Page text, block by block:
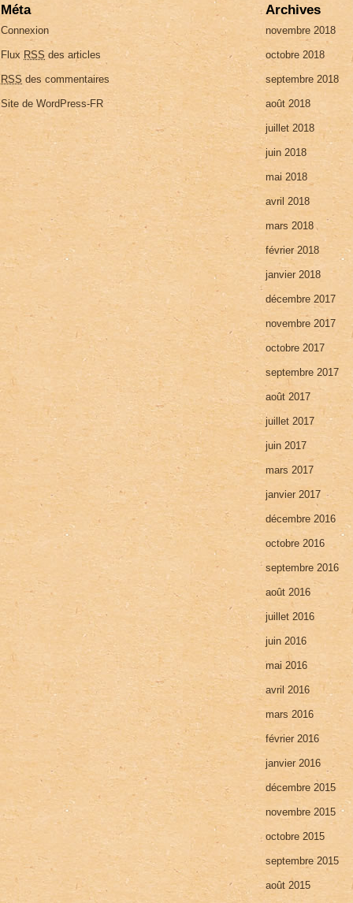
Méta
Connexion
Flux RSS des articles
RSS des commentaires
Site de WordPress-FR
Archives
novembre 2018
octobre 2018
septembre 2018
août 2018
juillet 2018
juin 2018
mai 2018
avril 2018
mars 2018
février 2018
janvier 2018
décembre 2017
novembre 2017
octobre 2017
septembre 2017
août 2017
juillet 2017
juin 2017
mars 2017
janvier 2017
décembre 2016
octobre 2016
septembre 2016
août 2016
juillet 2016
juin 2016
mai 2016
avril 2016
mars 2016
février 2016
janvier 2016
décembre 2015
novembre 2015
octobre 2015
septembre 2015
août 2015